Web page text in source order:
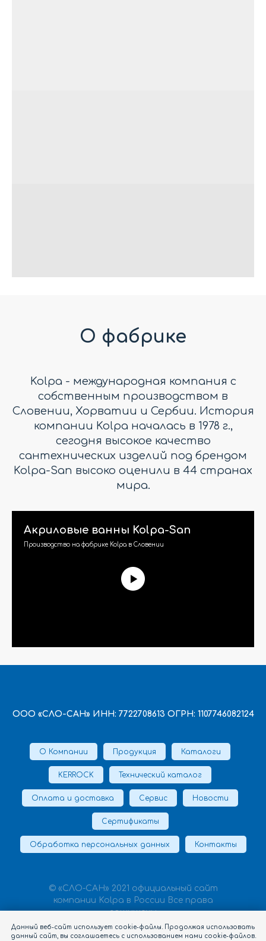
О фабрике
Kolpa - международная компания с
собственным производством в
Словении, Хорватии и Сербии. История
компании Kolpa началась в 1978 г.,
сегодня высокое качество
сантехнических изделий под брендом
Kolpa-San высоко оценили в 44 странах
мира.
Акриловые ванны Kolpa-San
Производство на фабрике Kolpa в Словении
ООО «СЛО-САН» ИНН: 7722708613 ОГРН: 1107746082124
О Компании Продукция Каталоги
KERROCK Технический каталог
Оплата и доставка Сервис Новости
Сертификаты
Обработка персональных данных Контакты
© «СЛО-САН» 2021 официальный сайт
компании Kolpa в России Все права
защищены
Данный веб-сайт использует cookie-файлы. Продолжая использовать
данный сайт, вы соглашаетесь с использованием нами cookie-файлов.